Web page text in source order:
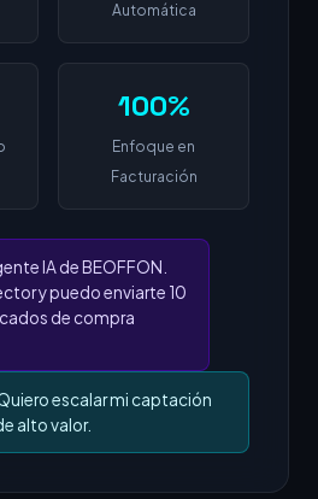
Automática
100%
Enfoque en
Facturación
IA de BEOFFON.
y puedo enviarte 10
de compra
escalar mi captación
alto valor.